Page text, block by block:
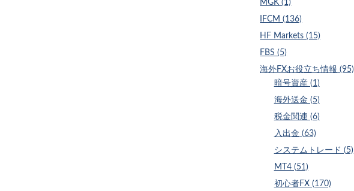
MGK (1)
IFCM (136)
HF Markets (15)
FBS (5)
海外FXお役立ち情報 (95)
暗号資産 (1)
海外送金 (5)
税金関連 (6)
入出金 (63)
システムトレード (5)
MT4 (51)
初心者FX (170)